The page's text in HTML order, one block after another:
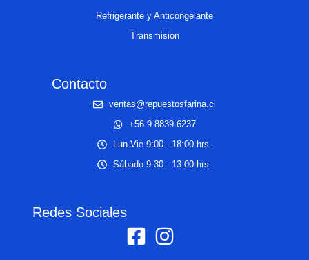
Refrigerante y Anticongelante
Transmision
Contacto
ventas@repuestosfarina.cl
+56 9 8839 6237
Lun-Vie 9:00 - 18:00 hrs.
Sábado 9:30 - 13:00 hrs.
Redes Sociales